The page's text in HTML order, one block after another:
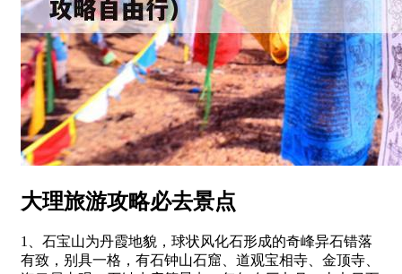
大理旅游攻略必去景点
1、石宝山为丹霞地貌，球状风化石形成的奇峰异石错落
有致，别具一格，有石钟山石窟、道观宝相寺、金顶寺、